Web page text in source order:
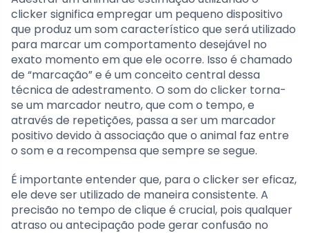
clicker significa empregar um pequeno dispositivo
que produz um som característico que será utilizado
para marcar um comportamento desejável no
exato momento em que ele ocorre. Isso é chamado
de “marcação” e é um conceito central dessa
técnica de adestramento. O som do clicker torna-
se um marcador neutro, que com o tempo, e
através de repetições, passa a ser um marcador
positivo devido à associação que o animal faz entre
o som e a recompensa que sempre se segue.
É importante entender que, para o clicker ser eficaz,
ele deve ser utilizado de maneira consistente. A
precisão no tempo de clique é crucial, pois qualquer
atraso ou antecipação pode gerar confusão no